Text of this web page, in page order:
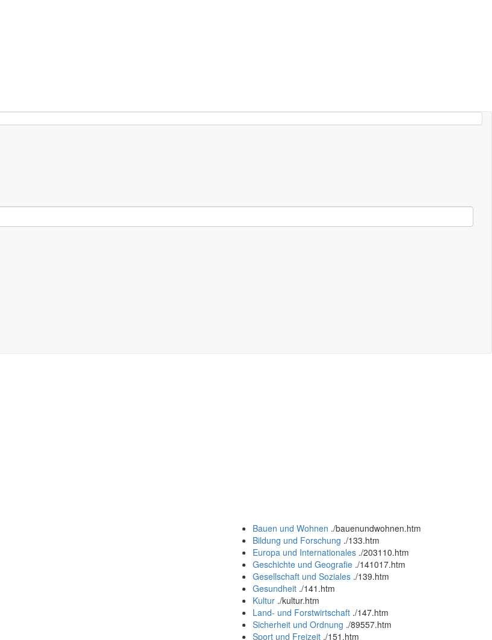
Bauen und Wohnen ./bauenundwohnen.htm
Bildung und Forschung ./133.htm
Europa und Internationales ./203110.htm
Geschichte und Geografie ./141017.htm
Gesellschaft und Soziales ./139.htm
Gesundheit ./141.htm
Kultur ./kultur.htm
Land- und Forstwirtschaft ./147.htm
Sicherheit und Ordnung ./89557.htm
Sport und Freizeit ./151.htm